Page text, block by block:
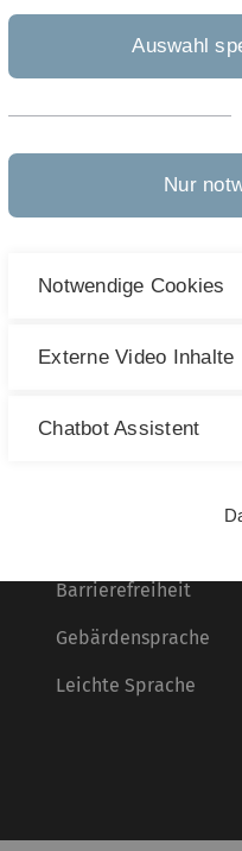
Barrierefreiheit
Gebärdensprache
Leichte Sprache
Auswahl
Nur
Notwendige Cookies
Externe Video Inhalte
Chatbot Assistent